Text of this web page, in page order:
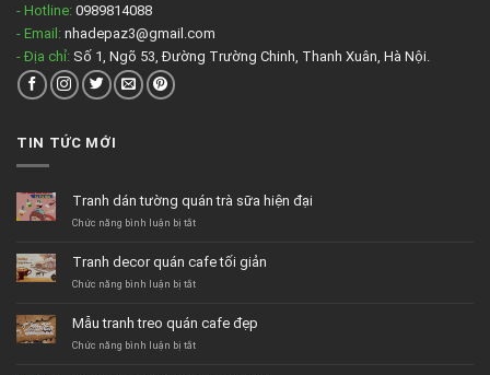
- Hotline: 0989814088
- Email: nhadepaz3@gmail.com
- Địa chỉ: Số 1, Ngõ 53, Đường Trường Chinh, Thanh Xuân, Hà Nội.
TIN TỨC MỚI
Tranh dán tường quán trà sữa hiện đại
Chức năng bình luận bị tắtở
tường
quán
hiện
đại
Tranh decor quán cafe tối giản
Chức năng bình luận bị tắtở
quán
cafe
Mẫu tranh treo quán cafe đẹp
Chức năng bình luận bị tắtở